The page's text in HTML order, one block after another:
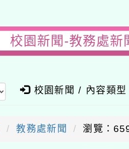
校園新聞-教務處新
校園新聞 / 內容類型
教務處新聞 瀏覽：